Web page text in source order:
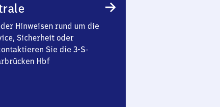
Hinweisen rund um die
Sicherheit oder
Sie die 3-S-
Hbf